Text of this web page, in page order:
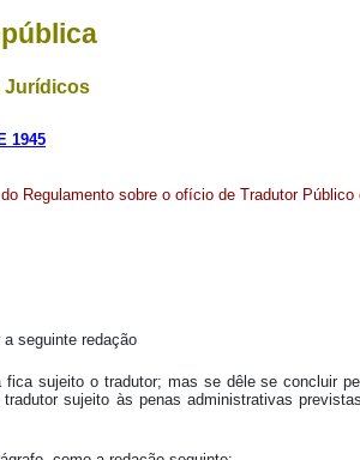
Jurídicos
1945
Regulamento sobre o ofício de Tradutor Público
seguinte redação
sujeito o tradutor; mas se dêle se concluir
sujeito às penas administrativas